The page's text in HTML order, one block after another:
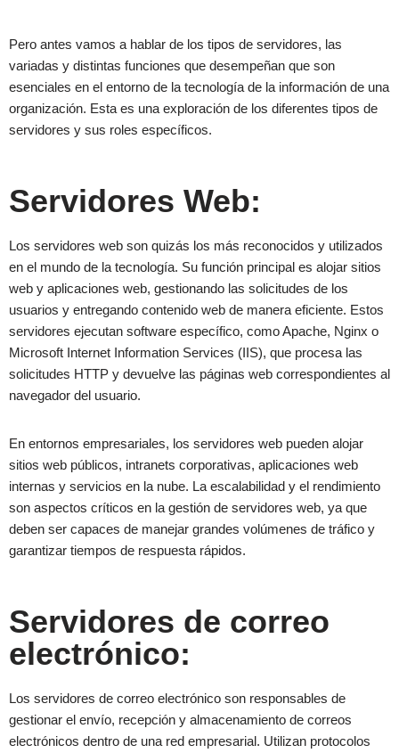
Pero antes vamos a hablar de los tipos de servidores, las
variadas y distintas funciones que desempeñan que son
esenciales en el entorno de la tecnología de la información de una
organización. Esta es una exploración de los diferentes tipos de
servidores y sus roles específicos.
Servidores Web:
Los servidores web son quizás los más reconocidos y utilizados
en el mundo de la tecnología. Su función principal es alojar sitios
web y aplicaciones web, gestionando las solicitudes de los
usuarios y entregando contenido web de manera eficiente. Estos
servidores ejecutan software específico, como Apache, Nginx o
Microsoft Internet Information Services (IIS), que procesa las
solicitudes HTTP y devuelve las páginas web correspondientes al
navegador del usuario.
En entornos empresariales, los servidores web pueden alojar
sitios web públicos, intranets corporativas, aplicaciones web
internas y servicios en la nube. La escalabilidad y el rendimiento
son aspectos críticos en la gestión de servidores web, ya que
deben ser capaces de manejar grandes volúmenes de tráfico y
garantizar tiempos de respuesta rápidos.
Servidores de correo
electrónico:
Los servidores de correo electrónico son responsables de
gestionar el envío, recepción y almacenamiento de correos
electrónicos dentro de una red empresarial. Utilizan protocolos